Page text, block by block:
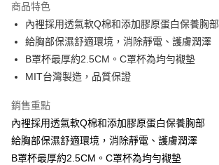
Apple Pay
街口支付
悠遊付
ATM付款
貨到付款
運送方式
商品特色
內裡採用透氣軟Q棉和添加膠原蛋白保養胸部
給胸部保濕舒適環境，消除靜電、護膚潤澤
B罩杯最厚約2.5CM。C罩杯為均勻襯墊
MIT台灣製造，品質保證
銷售重點
內裡採用透氣軟Q棉和添加膠原蛋白保養胸部
給胸部保濕舒適環境，消除靜電、護膚潤澤
B罩杯最厚約2.5CM。C罩杯為均勻襯墊